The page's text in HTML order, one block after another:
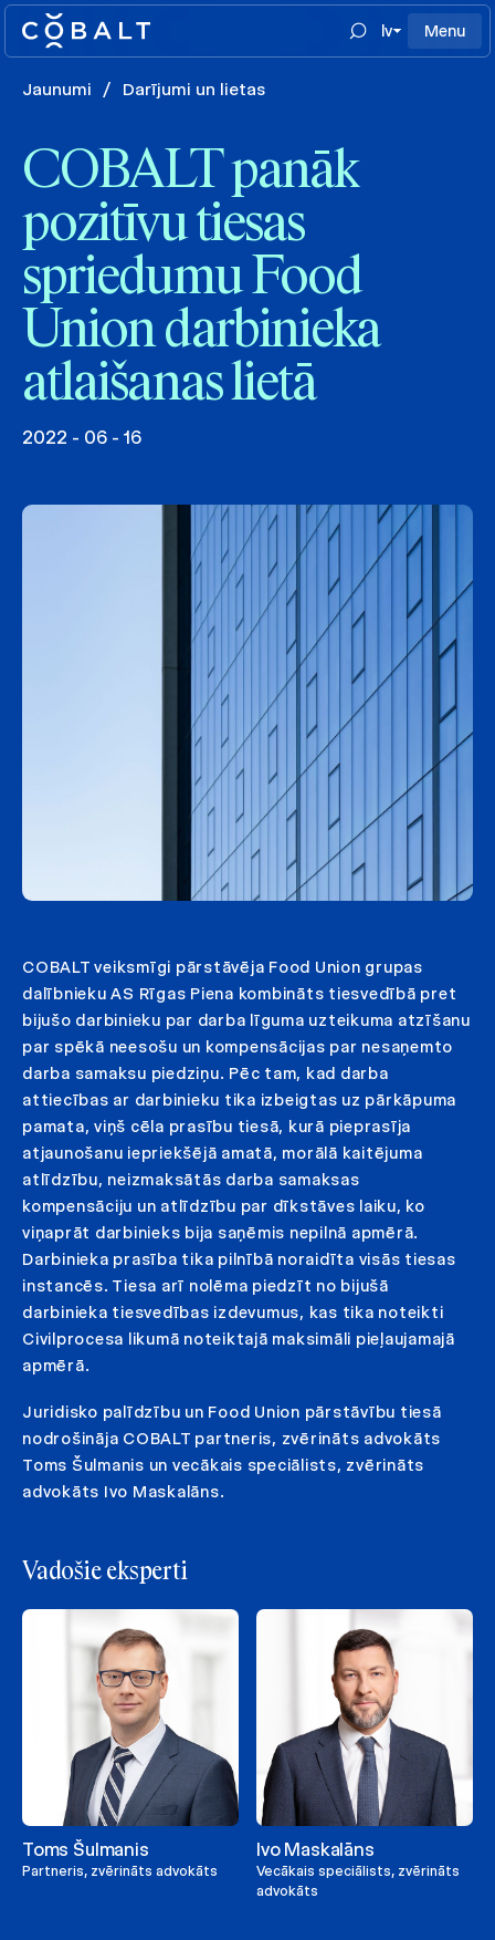
lv Menu
Jaunumi / Darījumi un lietas
COBALT panāk
pozitīvu tiesas
spriedumu Food
Union darbinieka
atlaišanas lietā
2022 - 06 - 16
COBALT veiksmīgi pārstāvēja Food Union grupas
dalībnieku AS Rīgas Piena kombināts tiesvedībā pret
bijušo darbinieku par darba līguma uzteikuma atzīšanu
par spēkā neesošu un kompensācijas par nesaņemto
darba samaksu piedziņu. Pēc tam, kad darba
attiecības ar darbinieku tika izbeigtas uz pārkāpuma
pamata, viņš cēla prasību tiesā, kurā pieprasīja
atjaunošanu iepriekšējā amatā, morālā kaitējuma
atlīdzību, neizmaksātās darba samaksas
kompensāciju un atlīdzību par dīkstāves laiku, ko
viņaprāt darbinieks bija saņēmis nepilnā apmērā.
Darbinieka prasība tika pilnībā noraidīta visās tiesas
instancēs. Tiesa arī nolēma piedzīt no bijušā
darbinieka tiesvedības izdevumus, kas tika noteikti
Civilprocesa likumā noteiktajā maksimāli pieļaujamajā
apmērā.
Juridisko palīdzību un Food Union pārstāvību tiesā
nodrošināja COBALT partneris, zvērināts advokāts
Toms Šulmanis un vecākais speciālists, zvērināts
advokāts Ivo Maskalāns.
Vadošie eksperti
Toms Šulmanis
Partneris, zvērināts advokāts
Ivo Maskalāns
Vecākais speciālists, zvērināts
advokāts